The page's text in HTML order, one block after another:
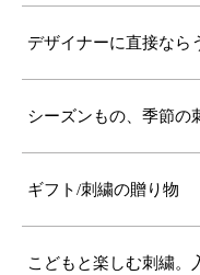
デザイナーに直接なら
シーズンもの、季節の
ギフト/刺繍の贈り物
こどもと楽しむ刺繍。